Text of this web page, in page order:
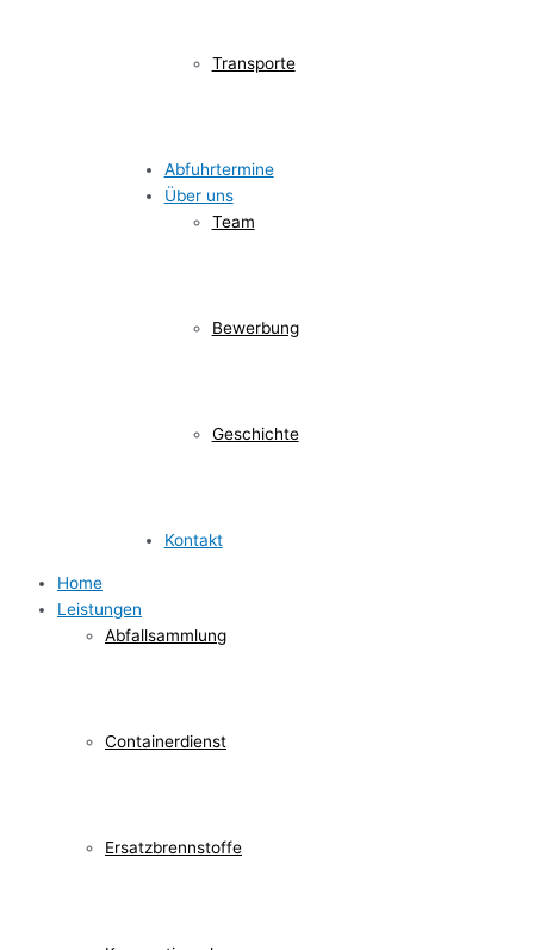
Transporte
Abfuhrtermine
Über uns
Team
Bewerbung
Geschichte
Kontakt
Home
Leistungen
Abfallsammlung
Containerdienst
Ersatzbrennstoffe